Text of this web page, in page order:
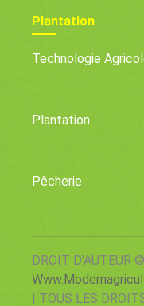
Plantation
Technologie
Plantation
Pêcherie
DROIT D'AUTEUR ©
| TOUS LES